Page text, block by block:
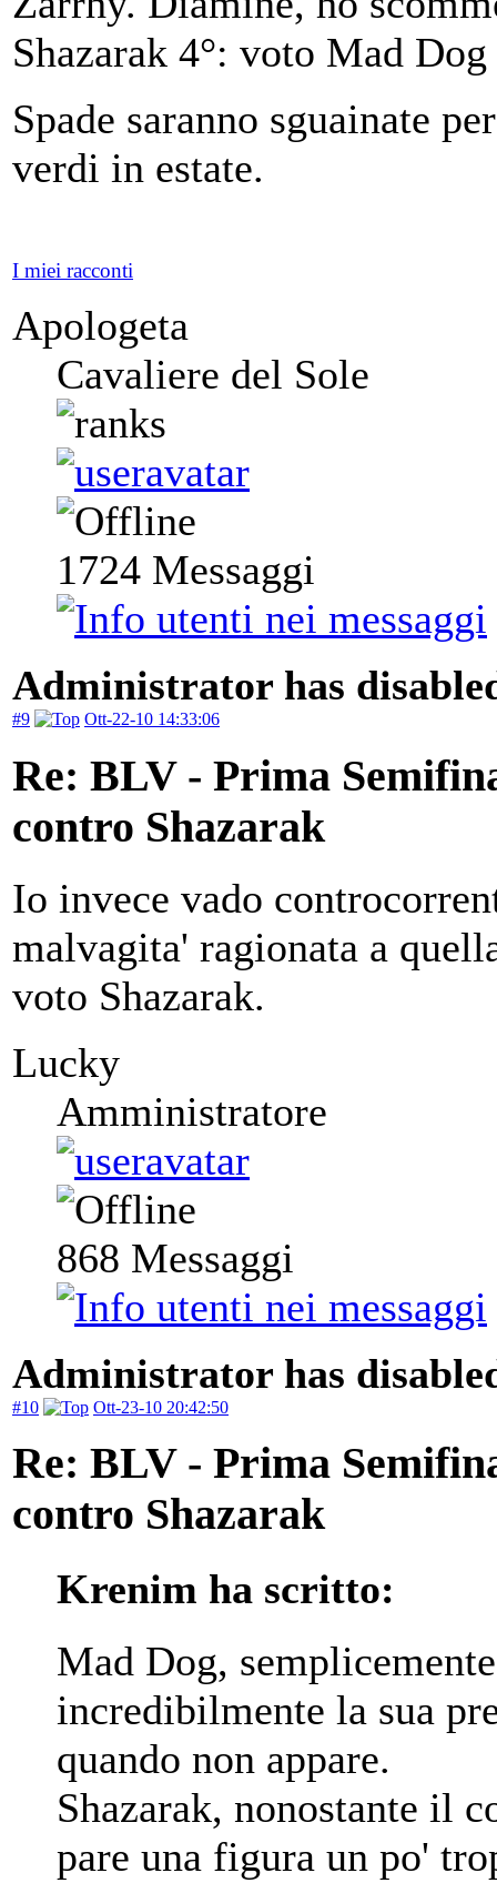
Shazarak 4°: voto Mad
Spade saranno sguainate
verdi in estate.
I miei racconti
Apologeta
Cavaliere del Sole
1724 Messaggi
Administrator has
#9 Ott-22-10 14:33:06
Re: BLV - Prima
contro Shazarak
Io invece vado
malvagita' ragionata a
voto Shazarak.
Lucky
Amministratore
868 Messaggi
Administrator has
#10 Ott-23-10 20:42:50
Re: BLV - Prima
contro Shazarak
Krenim ha scritto:
Mad Dog,
incredibilmente la sua
quando non appare.
Shazarak, nonostante il
pare una figura un po'